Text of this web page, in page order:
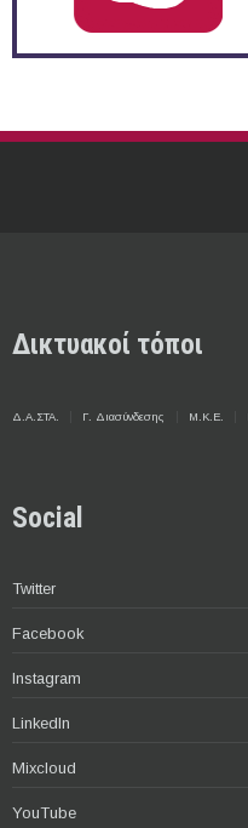
Δικτυακοί τόποι
Δ.Α.ΣΤΑ. Γ. Διασύνδεσης Μ.Κ.Ε.
Social
Twitter
Facebook
Instagram
LinkedIn
Mixcloud
YouTube